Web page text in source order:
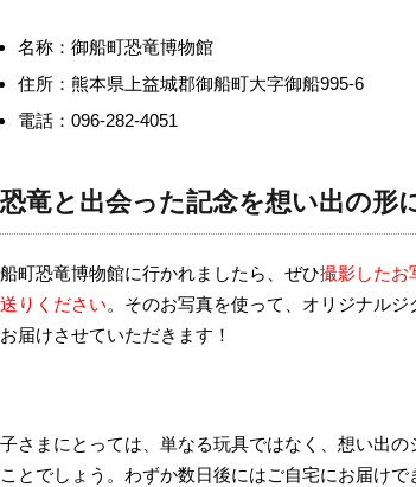
名称：御船町恐竜博物館
住所：熊本県上益城郡御船町大字御船995-6
電話：096-282-4051
恐竜と出会った記念を想い出の形
町恐竜博物館に行かれましたら、ぜひ撮影したお
りください。そのお写真を使って、オリジナル
届けさせていただきます！
さまにとっては、単なる玩具ではなく、想い出
とでしょう。わずか数日後にはご自宅にお届けで